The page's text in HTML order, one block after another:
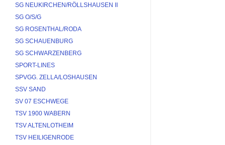
SG NEUKIRCHEN/RÖLLSHAUSEN II
SG O/S/G
SG ROSENTHAL/RODA
SG SCHAUENBURG
SG SCHWARZENBERG
SPORT-LINES
SPVGG. ZELLA/LOSHAUSEN
SSV SAND
SV 07 ESCHWEGE
TSV 1900 WABERN
TSV ALTENLOTHEIM
TSV HEILIGENRODE